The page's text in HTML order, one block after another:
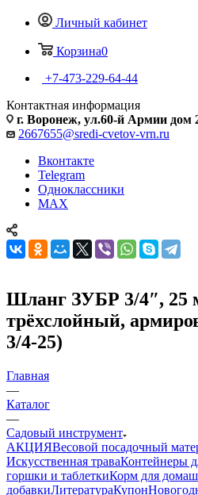
Личный кабинет
Корзина0
+7-473-229-64-44
Контактная информация
г. Воронеж, ул.60-й Армии дом
2667655@sredi-cvetov-vrn.ru
Вконтакте
Telegram
Одноклассники
MAX
Шланг ЗУБР 3/4″, 25
трёхслойный,
3/4-25)
Главная
—
Каталог
—
Садовый инструмент
АКЦИЯВесовой посадочный
Искусственная траваКонтейнеры
горшки и таблеткиКорм для
добавкиЛитератураКупон